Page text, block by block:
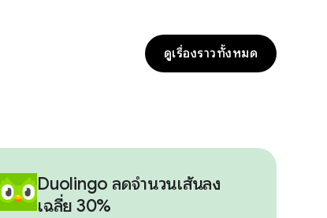
ดูเรื่องราวทั้งหมด
Duolingo ลดจํานวนเส้นลง
เฉลี่ย 30%